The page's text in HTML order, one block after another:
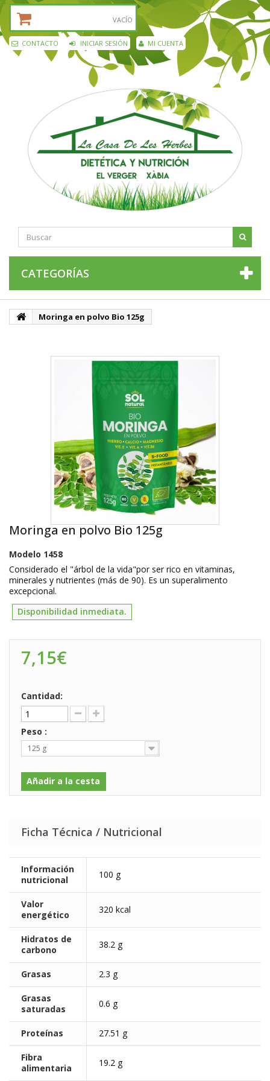
VACÍO
CONTACTO INICIAR SESIÓN MI CUENTA
CATEGORÍAS
Moringa en polvo Bio 125g
Moringa en polvo Bio 125g
Modelo 1458
Considerado el "árbol de la vida"por ser rico en vitaminas,
minerales y nutrientes (más de 90). Es un superalimento
excepcional.
Disponibilidad inmediata.
7,15€
Cantidad:
Peso :
125 g
Añadir a la cesta
Ficha Técnica / Nutricional
Información
nutricional
100 g
Valor
energético
320 kcal
Hidratos de
carbono
38.2 g
Grasas 2.3 g
Grasas
saturadas
0.6 g
Proteínas 27.51 g
Fibra
alimentaria
19.2 g